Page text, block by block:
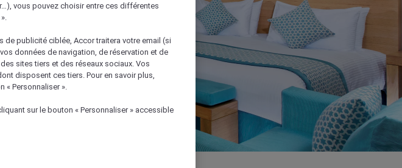
vous pouvez choisir entre ces différentes
de publicité ciblée, Accor traitera votre email (si
données de navigation, de réservation et de
sites tiers et des réseaux sociaux. Vos
disposent ces tiers. Pour en savoir plus,
« Personnaliser ».
sur le bouton « Personnaliser » accessible